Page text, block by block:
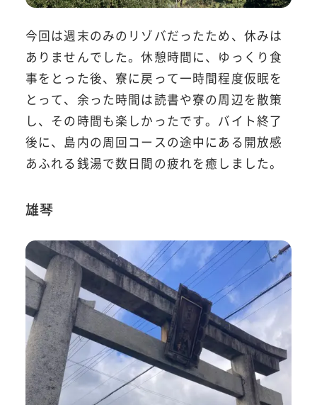
今回は週末のみのリゾバだったため、休みは
ありませんでした。休憩時間に、ゆっくり食
事をとった後、寮に戻って一時間程度仮眠を
とって、余った時間は読書や寮の周辺を散策
し、その時間も楽しかったです。バイト終了
後に、島内の周回コースの途中にある開放感
あふれる銭湯で数日間の疲れを癒しました。
雄琴